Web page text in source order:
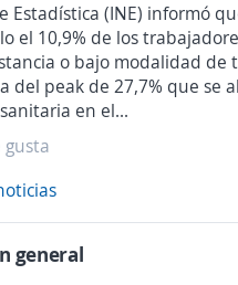
Estadística (INE) informó
el 10,9% de los
o bajo modalidad de
del peak de 27,7% que se
en el...
gusta
general